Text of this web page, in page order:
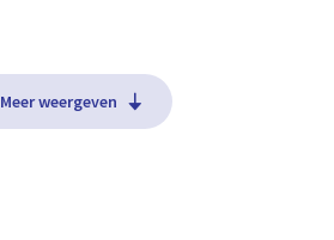
Meer weergeven